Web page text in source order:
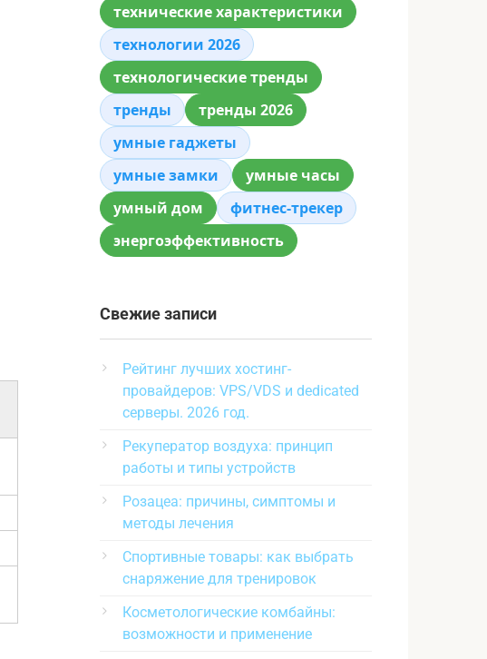
технические характеристики
технологии 2026
технологические тренды
тренды
тренды 2026
умные гаджеты
умные замки
умные часы
умный дом
фитнес-трекер
энергоэффективность
Свежие записи
Рейтинг лучших хостинг-
провайдеров: VPS/VDS и dedicated
серверы. 2026 год.
Рекуператор воздуха: принцип
работы и типы устройств
Розацеа: причины, симптомы и
методы лечения
Спортивные товары: как выбрать
снаряжение для тренировок
Косметологические комбайны:
возможности и применение